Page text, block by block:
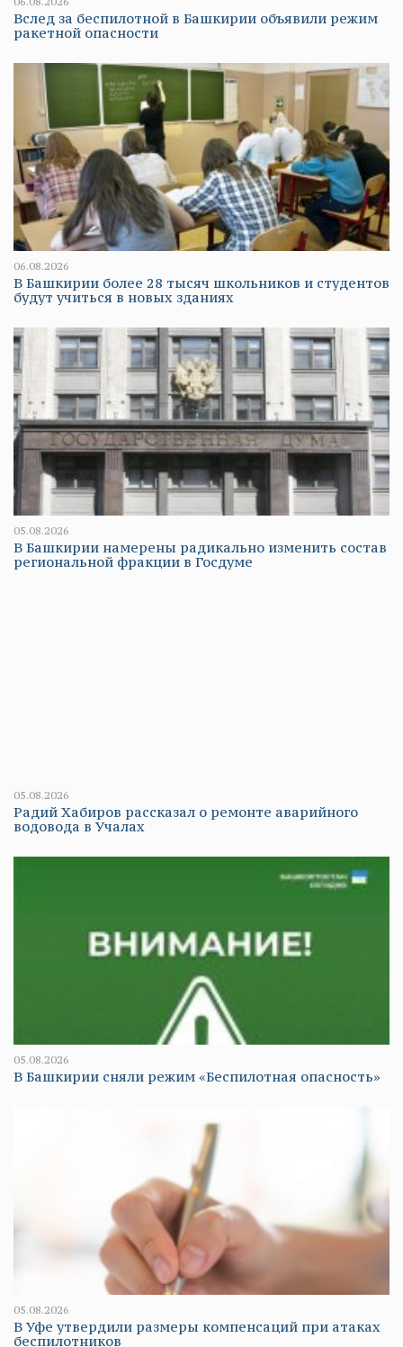
Вслед за беспилотной в Башкирии объявили режим
ракетной опасности
06.08.2026
В Башкирии более 28 тысяч школьников и студентов
будут учиться в новых зданиях
05.08.2026
В Башкирии намерены радикально изменить состав
региональной фракции в Госдуме
05.08.2026
Радий Хабиров рассказал о ремонте аварийного
водовода в Учалах
05.08.2026
В Башкирии сняли режим «Беспилотная опасность»
05.08.2026
В Уфе утвердили размеры компенсаций при атаках
беспилотников